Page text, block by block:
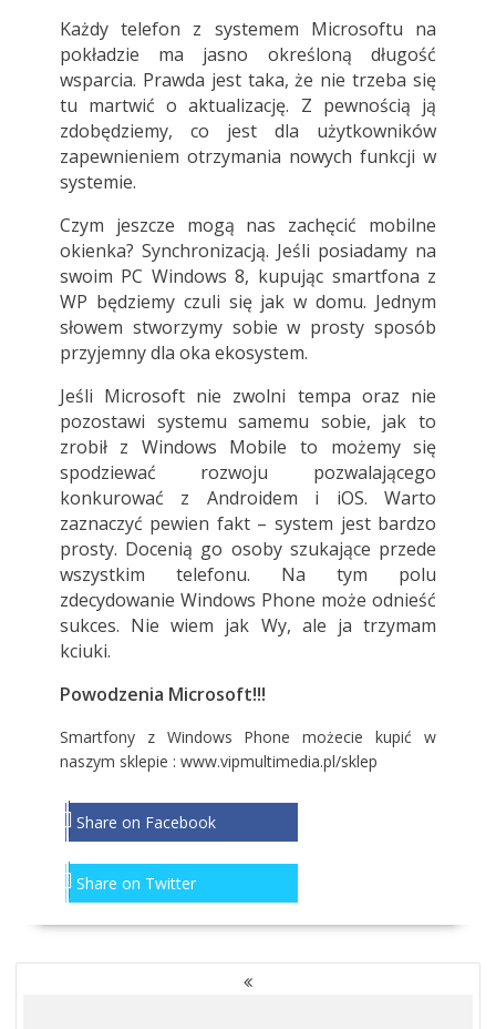
Każdy telefon z systemem Microsoftu na
pokładzie ma jasno określoną długość
wsparcia. Prawda jest taka, że nie trzeba się
tu martwić o aktualizację. Z pewnością ją
zdobędziemy, co jest dla użytkowników
zapewnieniem otrzymania nowych funkcji w
systemie.
Czym jeszcze mogą nas zachęcić mobilne
okienka? Synchronizacją. Jeśli posiadamy na
swoim PC Windows 8, kupując smartfona z
WP będziemy czuli się jak w domu. Jednym
słowem stworzymy sobie w prosty sposób
przyjemny dla oka ekosystem.
Jeśli Microsoft nie zwolni tempa oraz nie
pozostawi systemu samemu sobie, jak to
zrobił z Windows Mobile to możemy się
spodziewać rozwoju pozwalającego
konkurować z Androidem i iOS. Warto
zaznaczyć pewien fakt – system jest bardzo
prosty. Docenią go osoby szukające przede
wszystkim telefonu. Na tym polu
zdecydowanie Windows Phone może odnieść
sukces. Nie wiem jak Wy, ale ja trzymam
kciuki.
Powodzenia Microsoft!!!
Smartfony z Windows Phone możecie kupić w
naszym sklepie : www.vipmultimedia.pl/sklep
Share on Facebook
Share on Twitter
NAWIGACJA